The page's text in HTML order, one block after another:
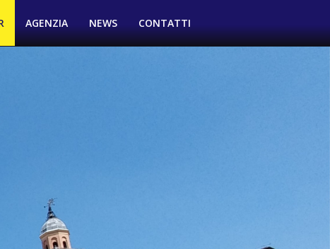
AGENZIA NEWS CONTATTI